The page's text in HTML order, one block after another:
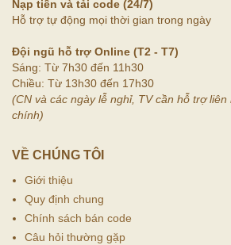
Nạp tiền và tải code (24/7)
Hỗ trợ tự động mọi thời gian trong ngày
Đội ngũ hỗ trợ Online (T2 - T7)
Sáng: Từ 7h30 đến 11h30
Chiều: Từ 13h30 đến 17h30
(CN và các ngày lễ nghỉ, TV cần hỗ trợ
chính)
VỀ CHÚNG TÔI
Giới thiệu
Quy định chung
Chính sách bán code
Câu hỏi thường gặp